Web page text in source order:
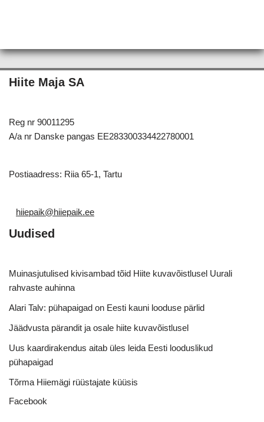
Hiite Maja SA
Reg nr 90011295
A/a nr Danske pangas EE283300334422780001
Postiaadress: Riia 65-1, Tartu
hiiepaik@hiiepaik.ee
Uudised
Muinasjutulised kivisambad tõid Hiite kuvavõistlusel Uurali
rahvaste auhinna
Alari Talv: pühapaigad on Eesti kauni looduse pärlid
Jäädvusta pärandit ja osale hiite kuvavõistlusel
Uus kaardirakendus aitab üles leida Eesti looduslikud
pühapaigad
Tõrma Hiiemägi rüüstajate küüsis
Facebook